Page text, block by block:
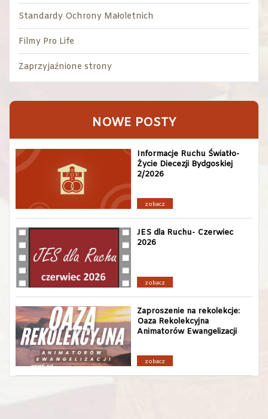
Standardy Ochrony Małoletnich
Filmy Pro Life
Zaprzyjaźnione strony
NOWE POSTY
Informacje Ruchu Światło-
Życie Diecezji Bydgoskiej
2/2026
zobacz
JES dla Ruchu- Czerwiec
2026
zobacz
Zaproszenie na rekolekcje:
Oaza Rekolekcyjna
Animatorów Ewangelizacji
zobacz